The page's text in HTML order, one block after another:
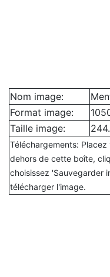
Nom image:
Format image:
Taille image:
Téléchargements:
dehors de cette boîte,
choisissez 'Sauvegarder
télécharger l'image.